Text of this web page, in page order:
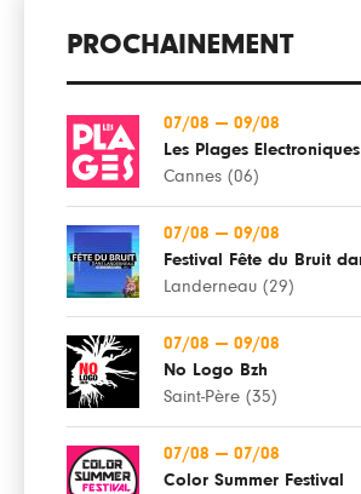
PROCHAINEMENT
07/08 — 09/08
Les Plages Electroniques
Cannes (06)
07/08 — 09/08
Landerneau (29)
07/08 — 09/08
No Logo Bzh
Saint-Père (35)
07/08 — 07/08
Color Summer Festival